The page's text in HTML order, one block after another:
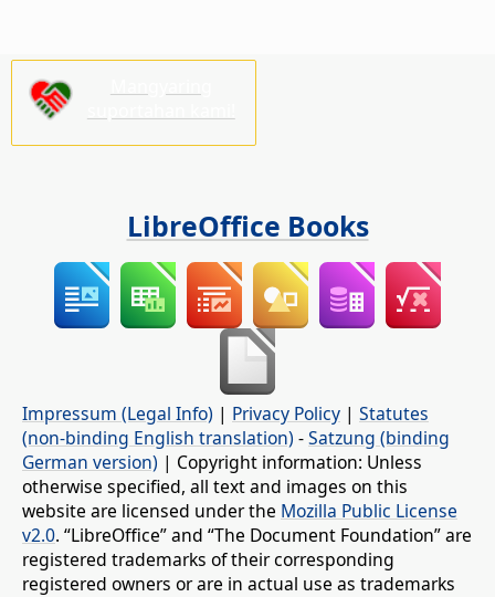
LibreOffice Books
Impressum (Legal Info) | Privacy Policy | Statutes
(non-binding English translation) -Satzung (binding
German version) | Copyright information: Unless
otherwise specified, all text and images on this
website are licensed under the Mozilla Public License
v2.0. “LibreOffice” and “The Document Foundation” are
registered trademarks of their corresponding
registered owners or are in actual use as trademarks